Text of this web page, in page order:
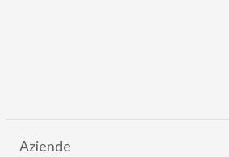
Aziende